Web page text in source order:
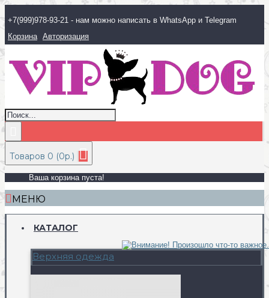
+7(999)978-93-21 - нам можно написать в WhatsApp и Telegram
Корзина Авторизация
Товаров 0 (0р.)
Ваша корзина пуста!
МЕНЮ
КАТАЛОГ
Верхняя одежда